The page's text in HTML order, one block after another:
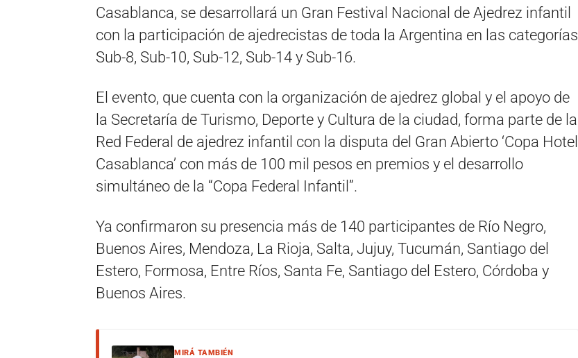
Casablanca, se desarrollará un Gran Festival Nacional de Ajedrez infantil
con la participación de ajedrecistas de toda la Argentina en las categorías
Sub-8, Sub-10, Sub-12, Sub-14 y Sub-16.
El evento, que cuenta con la organización de ajedrez global y el apoyo de
la Secretaría de Turismo, Deporte y Cultura de la ciudad, forma parte de la
Red Federal de ajedrez infantil con la disputa del Gran Abierto ‘Copa Hotel
Casablanca’ con más de 100 mil pesos en premios y el desarrollo
simultáneo de la “Copa Federal Infantil”.
Ya confirmaron su presencia más de 140 participantes de Río Negro,
Buenos Aires, Mendoza, La Rioja, Salta, Jujuy, Tucumán, Santiago del
Estero, Formosa, Entre Ríos, Santa Fe, Santiago del Estero, Córdoba y
Buenos Aires.
MIRÁ TAMBIÉN